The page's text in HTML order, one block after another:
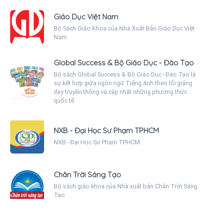
Giáo Dục Việt Nam
Bộ Sách Giáo Khoa của Nhà Xuất Bản Giáo Dục Việt
Nam
Global Success & Bộ Giáo Dục - Đào Tạo
Bộ sách Global Success & Bộ Giáo Dục - Đào Tạo là
sự kết hợp giữa ngôn ngữ Tiếng Anh theo lối giảng
dạy truyền thống và cập nhật những phương thức
quốc tế
NXB - Đại Học Sư Phạm TPHCM
NXB - Đại Học Sư Phạm TPHCM
Chân Trời Sáng Tạo
Bộ sách giáo khoa của Nhà xuất bản Chân Trời Sáng
Tạo